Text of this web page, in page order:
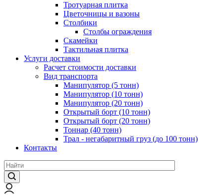
Тротуарная плитка
Цветочницы и вазоны
Столбики
Столбы ограждения
Скамейки
Тактильная плитка
Услуги доставки
Расчет стоимости доставки
Вид транспорта
Манипулятор (5 тонн)
Манипулятор (10 тонн)
Манипулятор (20 тонн)
Открытый борт (10 тонн)
Открытый борт (20 тонн)
Тоннар (40 тонн)
Трал - негабаритный груз (до 100 тонн)
Контакты